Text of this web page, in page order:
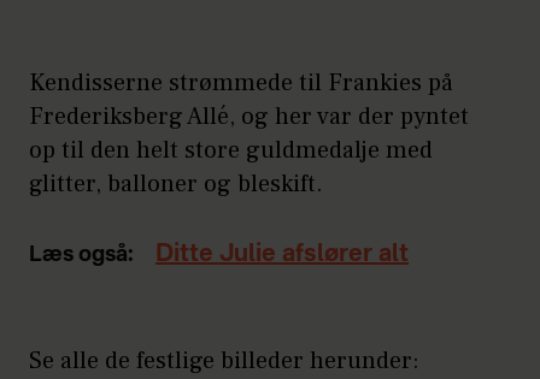
Kendisserne strømmede til Frankies på
Frederiksberg Allé, og her var der pyntet
op til den helt store guldmedalje med
glitter, balloner og bleskift.
Læs også: Ditte Julie afslører alt
Se alle de festlige billeder herunder: